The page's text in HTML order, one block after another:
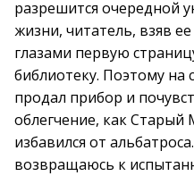
разрешится очередной
жизни, читатель, взяв
глазами первую
библиотеку. Поэтому
продал прибор и
облегчение, как Старый
избавился от
возвращаюсь к